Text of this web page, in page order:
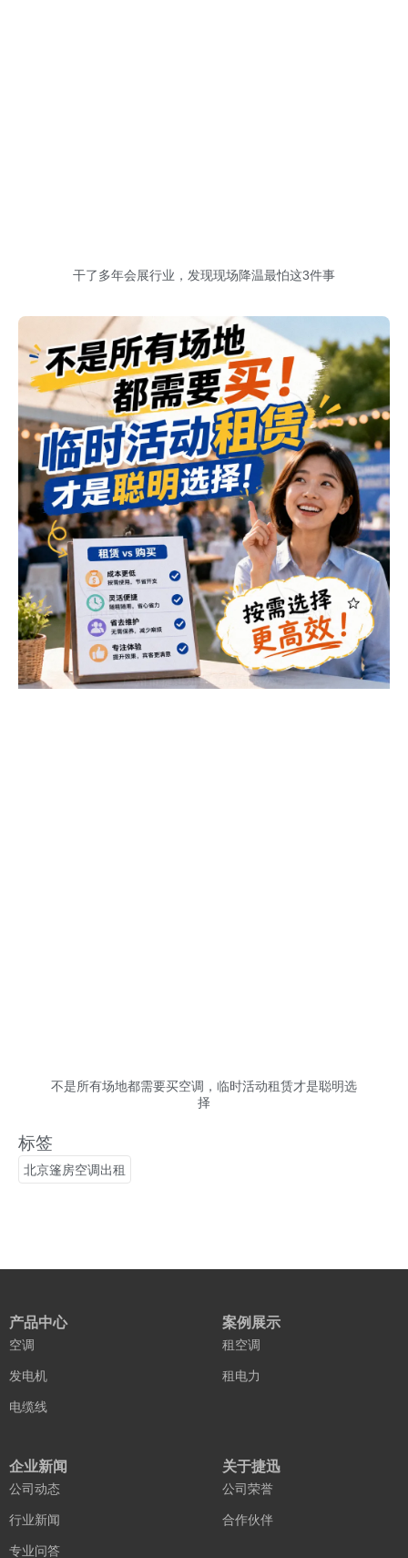
干了多年会展行业，发现现场降温最怕这3件事
不是所有场地都需要买空调，临时活动租赁才是聪明选
择
标签
北京篷房空调出租
产品中心
空调
发电机
电缆线
案例展示
租空调
租电力
企业新闻
公司动态
行业新闻
专业问答
关于捷迅
公司荣誉
合作伙伴